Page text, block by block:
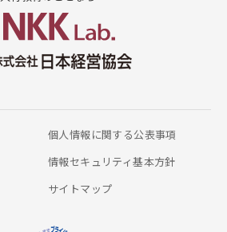
個人情報に関する公表事項
情報セキュリティ基本方針
サイトマップ